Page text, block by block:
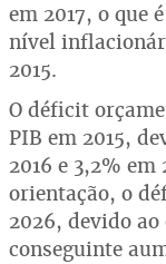
em 2017, o que
nível
2015.
O déficit
PIB em 2015,
2016 e 3,2%
orientação, o
2026, devido
conseguinte